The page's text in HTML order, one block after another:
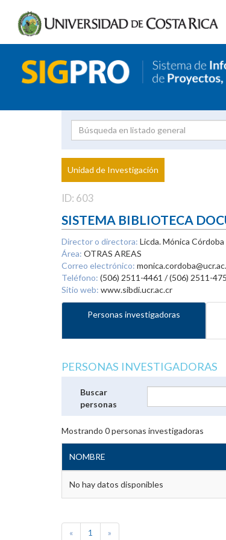
Proyecto
Investigador
Unidad de Investigación
ID: 603
SISTEMA BIBLIOTECA
Director o directora: Licda. Mónica Córdoba
Área: OTRAS AREAS
Correo electrónico:
Teléfono: (506) 2511-4461 / (506) 2511-
Sitio web: www.sibdi.ucr.ac.cr
Personas investigadoras
PERSONAS INVESTIGADORAS
Buscar
personas
Mostrando 0personas investigadoras
NOMBRE
No hay datos disponibles
« 1 »